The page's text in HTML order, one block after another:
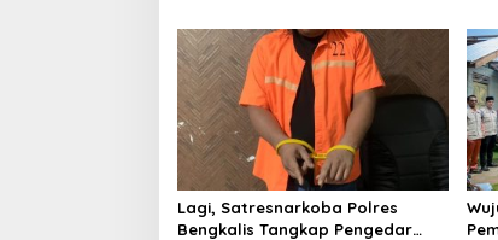
Negeri Junjungan.
Lagi, Satresnarkoba Polres
Bengkalis Tangkap Pengedar